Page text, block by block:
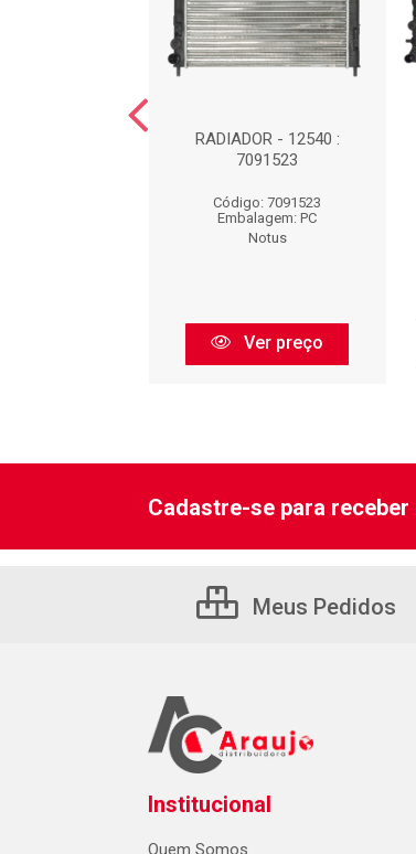
RADIADOR - 12540 :
7091523
Código: 7091523
Embalagem: PC
Notus
Ver preço
Cadastre-se para
Meus Pedidos
Institucional
Quem Somos